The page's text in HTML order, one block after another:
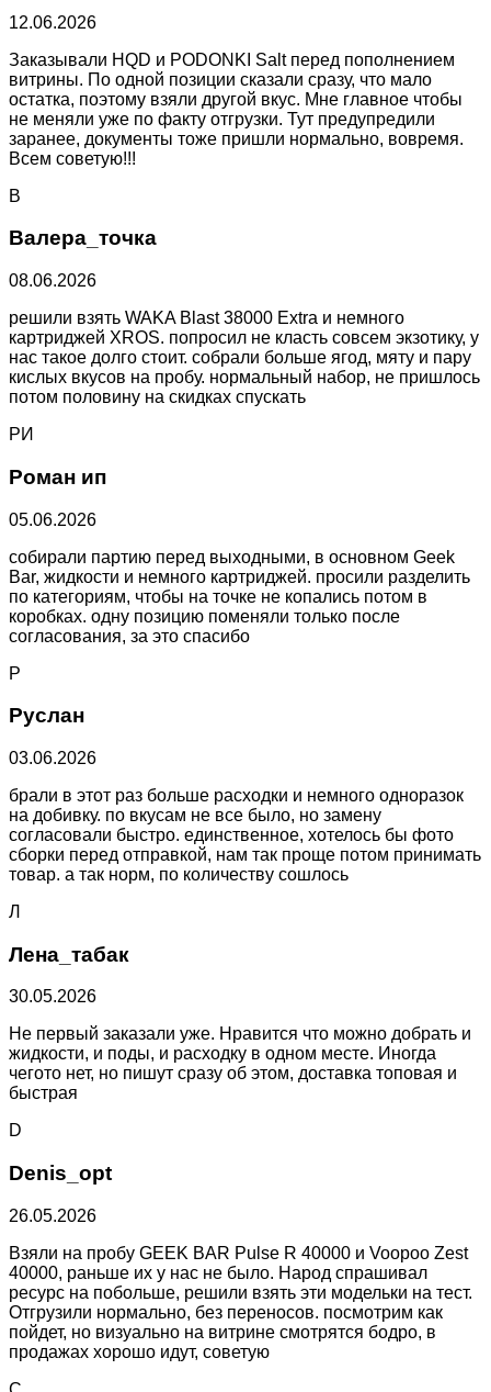
12.06.2026
Заказывали HQD и PODONKI Salt перед пополнением
витрины. По одной позиции сказали сразу, что мало
остатка, поэтому взяли другой вкус. Мне главное чтобы
не меняли уже по факту отгрузки. Тут предупредили
заранее, документы тоже пришли нормально, вовремя.
Всем советую!!!
В
Валера_точка
08.06.2026
решили взять WAKA Blast 38000 Extra и немного
картриджей XROS. попросил не класть совсем экзотику, у
нас такое долго стоит. собрали больше ягод, мяту и пару
кислых вкусов на пробу. нормальный набор, не пришлось
потом половину на скидках спускать
РИ
Роман ип
05.06.2026
собирали партию перед выходными, в основном Geek
Bar, жидкости и немного картриджей. просили разделить
по категориям, чтобы на точке не копались потом в
коробках. одну позицию поменяли только после
согласования, за это спасибо
Р
Руслан
03.06.2026
брали в этот раз больше расходки и немного одноразок
на добивку. по вкусам не все было, но замену
согласовали быстро. единственное, хотелось бы фото
сборки перед отправкой, нам так проще потом принимать
товар. а так норм, по количеству сошлось
Л
Лена_табак
30.05.2026
Не первый заказали уже. Нравится что можно добрать и
жидкости, и поды, и расходку в одном месте. Иногда
чегото нет, но пишут сразу об этом, доставка топовая и
быстрая
D
Denis_opt
26.05.2026
Взяли на пробу GEEK BAR Pulse R 40000 и Voopoo Zest
40000, раньше их у нас не было. Народ спрашивал
ресурс на побольше, решили взять эти модельки на тест.
Отгрузили нормально, без переносов. посмотрим как
пойдет, но визуально на витрине смотрятся бодро, в
продажах хорошо идут, советую